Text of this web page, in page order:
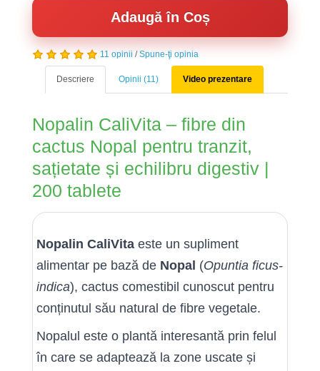
Adaugă în Coș
11 opinii /Spune-ţi opinia
Descriere Opinii (11) Video prezentare
Nopalin CaliVita – fibre din
cactus Nopal pentru tranzit,
sațietate și echilibru digestiv |
200 tablete
Nopalin CaliVita este un supliment
alimentar pe bază de Nopal (Opuntia ficus-
indica), cactus comestibil cunoscut pentru
conținutul său natural de fibre vegetale.
Nopalul este o plantă interesantă prin felul
în care se adaptează la zone uscate și